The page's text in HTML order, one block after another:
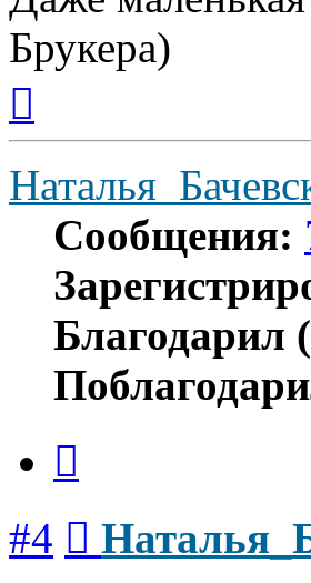
Брукера)
началу
Сообщения:
Благодарил
#4